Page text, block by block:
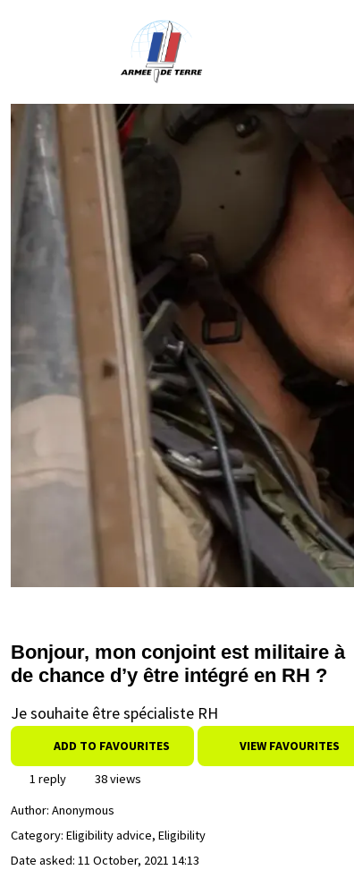
Bonjour, mon conjoint est militaire
de chance d’y être intégré en RH ?
Je souhaite être spécialiste RH
ADD TO FAVOURITES VIEW FAVOURITES
1 reply
38 views
Author: Anonymous
Category: Eligibility advice, Eligibility
Date asked: 11 October, 2021 14:13